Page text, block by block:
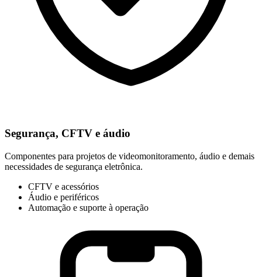
Segurança, CFTV e áudio
Componentes para projetos de videomonitoramento, áudio e demais
necessidades de segurança eletrônica.
CFTV e acessórios
Áudio e periféricos
Automação e suporte à operação